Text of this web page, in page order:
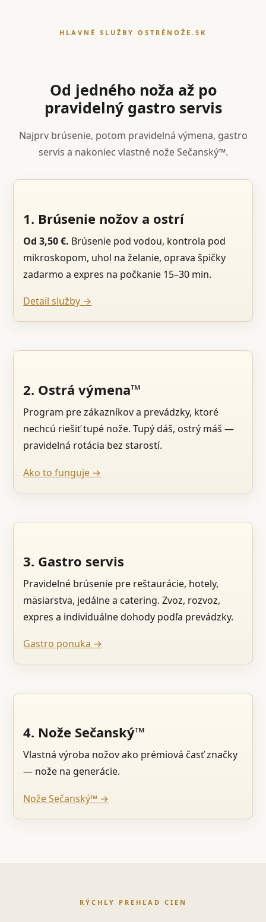
HLAVNÉ SLUŽBY OSTRÉNOŽE.SK
Od jedného noža až po
pravidelný gastro servis
Najprv brúsenie, potom pravidelná výmena, gastro
servis a nakoniec vlastné nože Sečanský™.
1. Brúsenie nožov a ostrí
Od 3,50 €. Brúsenie pod vodou, kontrola pod
mikroskopom, uhol na želanie, oprava špičky
zadarmo a expres na počkanie 15–30 min.
Detail služby →
2. Ostrá výmena™
Program pre zákazníkov a prevádzky, ktoré
nechcú riešiť tupé nože. Tupý dáš, ostrý máš —
pravidelná rotácia bez starostí.
Ako to funguje →
3. Gastro servis
Pravidelné brúsenie pre reštaurácie, hotely,
mäsiarstva, jedálne a catering. Zvoz, rozvoz,
expres a individuálne dohody podľa prevádzky.
Gastro ponuka →
4. Nože Sečanský™
Vlastná výroba nožov ako prémiová časť značky
— nože na generácie.
Nože Sečanský™ →
RÝCHLY PREHĽAD CIEN